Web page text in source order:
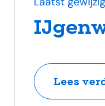
Lees